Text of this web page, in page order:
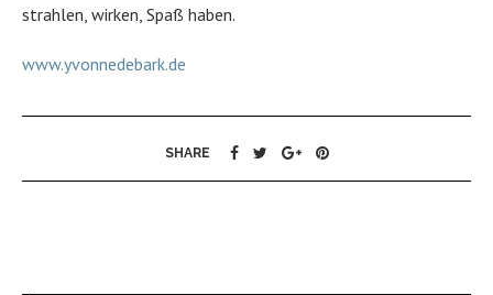
strahlen, wirken, Spaß haben.
www.yvonnedebark.de
SHARE